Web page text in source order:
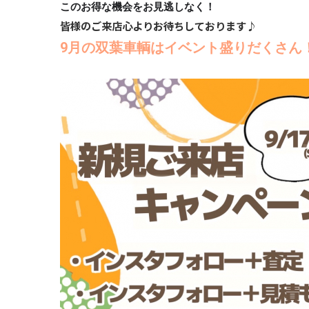
このお得な機会をお見逃しなく！
皆様のご来店心よりお待ちしております♪
9月の双葉車輌はイベント盛りだくさん